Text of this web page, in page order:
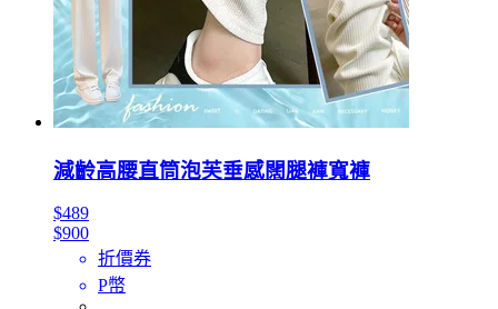
減齡高腰直筒泡芙垂感闊腿褲寬褲
$489
$900
折價券
P幣